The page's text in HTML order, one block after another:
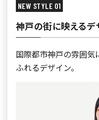
NEW STYLE 01
神戸の街に映えるデ
国際都市神戸の雰囲気
ふれるデザイン。